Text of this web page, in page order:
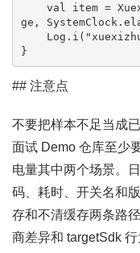
ge,
}
## 注意点
不要把样本不足当成
面试 Demo 仓库至少
电量其中两个场景。
码、耗时、开关名和
存和不清缓存两条路
商差异和 targetSdk 行